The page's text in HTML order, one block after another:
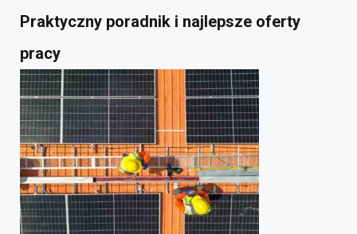
Praktyczny poradnik i najlepsze oferty
pracy